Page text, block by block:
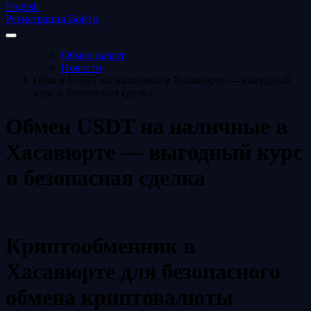
English
Регистрация Войти
Обмен валют
Новости
Обмен USDT на наличные в Хасавюрте — выгодный
курс и безопасная сделка
Обмен USDT на наличные в
Хасавюрте — выгодный курс
и безопасная сделка
Криптообменник в
Хасавюрте для безопасного
обмена криптовалюты